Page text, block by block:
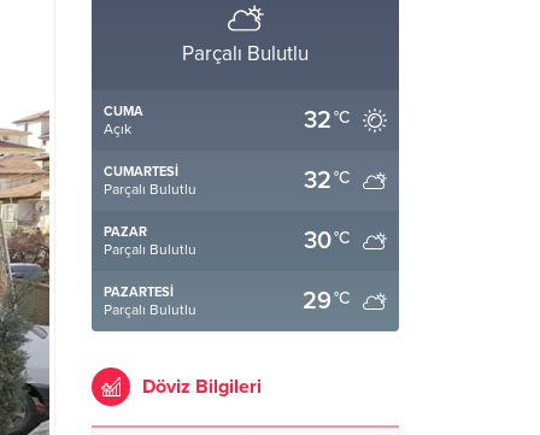
Parçalı Bulutlu
CUMA
Açık 32°C
CUMARTESI
Parçalı Bulutlu 32°C
PAZAR
Parçalı Bulutlu 30°C
PAZARTESI
Parçalı Bulutlu 29°C
Döviz Bilgileri